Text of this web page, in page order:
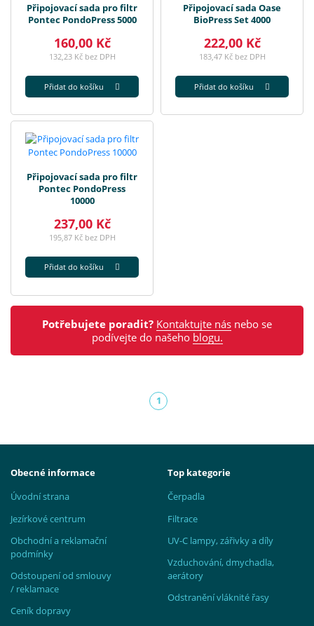
Připojovací sada pro filtr
Pontec PondoPress 5000
160,00 Kč
132,23 Kč bez DPH
Přidat do košíku
Připojovací sada Oase
BioPress Set 4000
222,00 Kč
183,47 Kč bez DPH
Přidat do košíku
Připojovací sada pro filtr
Pontec PondoPress
10000
237,00 Kč
195,87 Kč bez DPH
Přidat do košíku
Potřebujete poradit? Kontaktujte nás nebo se
podívejte do našeho blogu.
1(aktuální)
Obecné informace
Úvodní strana
Jezírkové centrum
Obchodní a reklamační
podmínky
Odstoupení od smlouvy
/ reklamace
Ceník dopravy
Top kategorie
Čerpadla
Filtrace
UV-C lampy, zářivky a díly
Vzduchování, dmychadla,
aerátory
Odstranění vláknité řasy